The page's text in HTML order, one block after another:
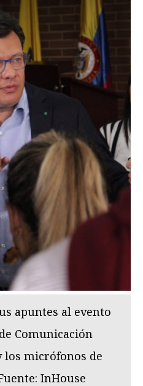
apuntes al evento
Comunicación
los micrófonos de
InHouse